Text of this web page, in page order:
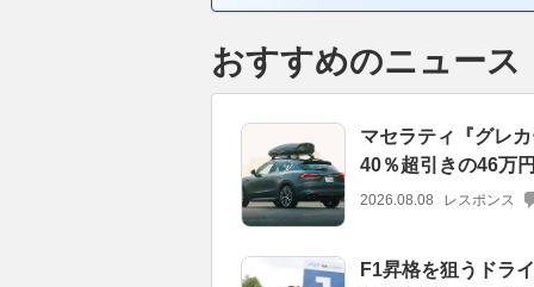
おすすめのニュース
マセラティ『グレ
40％超引きの46万
2026.08.08 レスポンス
F1昇格を狙うドラ